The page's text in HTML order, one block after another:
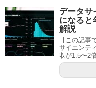
データサ
になると
解説
【この記事
サイエンテ
収が1.5〜2